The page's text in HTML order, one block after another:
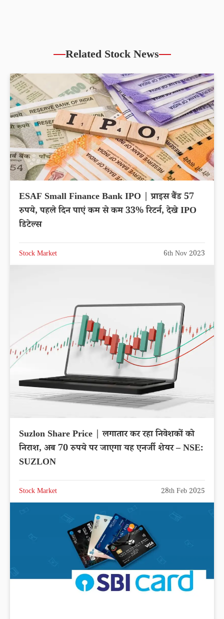
Related Stock News
ESAF Small Finance Bank IPO | प्राइस बैंड 57
रुपये, पहले दिन पाएं कम से कम 33% रिटर्न, देखे IPO
डिटेल्स
Stock Market 6th Nov 2023
Suzlon Share Price | लगातार कर रहा निवेशकों को
निराश, अब 70 रुपये पर जाएगा यह एनर्जी शेयर – NSE:
SUZLON
Stock Market 28th Feb 2025